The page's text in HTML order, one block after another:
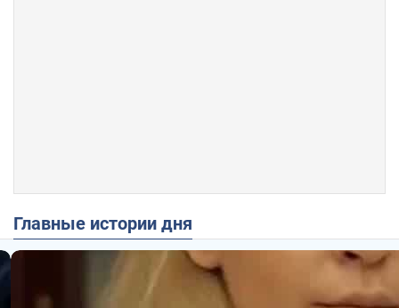
Главные истории дня